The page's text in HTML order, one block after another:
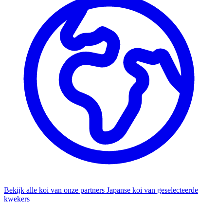
Bekijk alle koi van onze partners Japanse koi van geselecteerde
kwekers